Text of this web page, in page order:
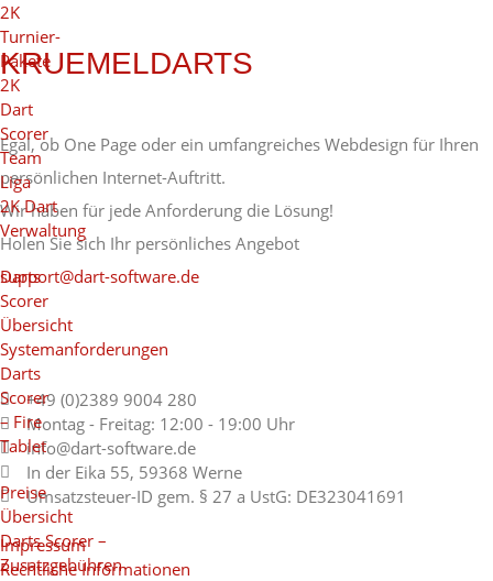
2K
Turnier-
Pakete
2K
Dart
Scorer
Team
Liga
2K Dart
Verwaltung
Darts
Scorer
Übersicht
Systemanforderungen
Darts
Scorer
– Fire
Tablet
Preise
Übersicht
Darts Scorer –
Zusatzgebühren
KRUEMELDARTS
Egal, ob One Page oder ein umfangreiches Webdesign für Ihren
persönlichen Internet-Auftritt.
Wir haben für jede Anforderung die Lösung!
Holen Sie sich Ihr persönliches Angebot
support@dart-software.de
+49 (0)2389 9004 280
Montag - Freitag: 12:00 - 19:00 Uhr
info@dart-software.de
In der Eika 55, 59368 Werne
Umsatzsteuer-ID gem. § 27 a UstG: DE323041691
Impressum
Rechtliche Informationen